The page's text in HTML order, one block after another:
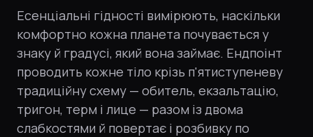
Есенціальні гідності вимірюють, наскільки
комфортно кожна планета почувається у
знаку й градусі, який вона займає. Ендпоінт
проводить кожне тіло крізь п'ятиступеневу
традиційну схему — обитель, екзальтацію,
тригон, терм і лице — разом із двома
слабкостями й повертає і розбивку по